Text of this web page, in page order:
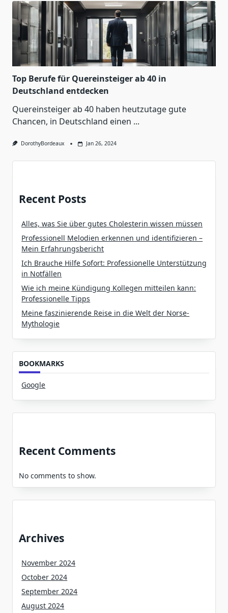
Top Berufe für Quereinsteiger ab 40 in
Deutschland entdecken
Quereinsteiger ab 40 haben heutzutage gute
Chancen, in Deutschland einen ...
DorothyBordeaux Jan 26, 2024
Recent Posts
Alles, was Sie über gutes Cholesterin wissen müssen
Professionell Melodien erkennen und identifizieren –
Mein Erfahrungsbericht
Ich Brauche Hilfe Sofort: Professionelle Unterstützung
in Notfällen
Wie ich meine Kündigung Kollegen mitteilen kann:
Professionelle Tipps
Meine faszinierende Reise in die Welt der Norse-
Mythologie
BOOKMARKS
Google
Recent Comments
No comments to show.
Archives
November 2024
October 2024
September 2024
August 2024